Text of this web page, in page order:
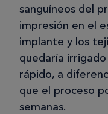
sanguíneos del
impresión en el
implante y los
quedaría
rápido, a
que el proceso
semanas.